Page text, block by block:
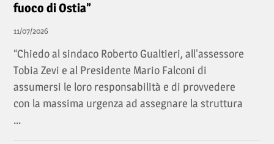
fuoco di Ostia”
11/07/2026
“Chiedo al sindaco Roberto Gualtieri, all'assessore
Tobia Zevi e al Presidente Mario Falconi di
assumersi le loro responsabilità e di provvedere
con la massima urgenza ad assegnare la struttura
...